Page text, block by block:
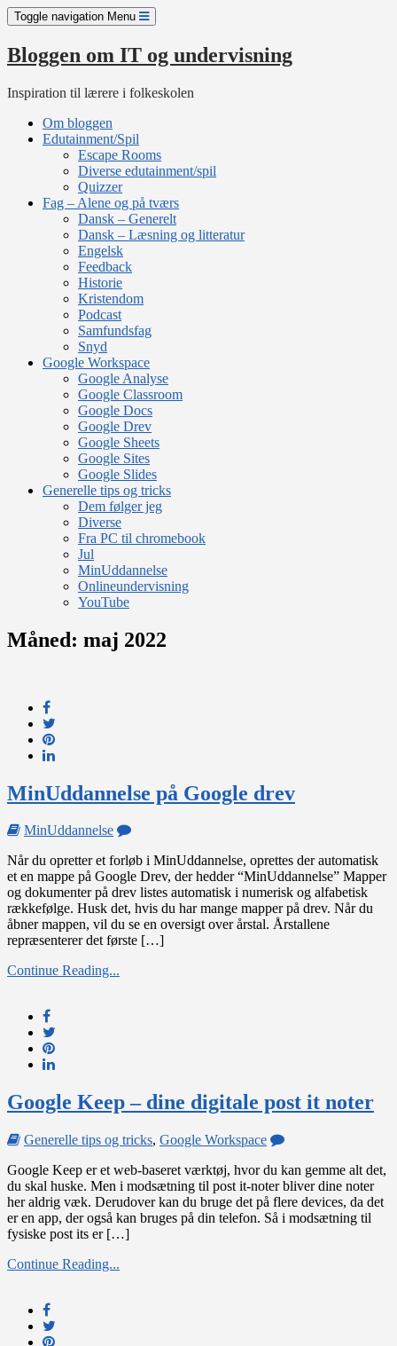
Skip
to
content
Toggle navigation Menu
Bloggen om IT og undervisning
Inspiration til lærere i folkeskolen
Om bloggen
Edutainment/Spil
Escape Rooms
Diverse edutainment/spil
Quizzer
Fag – Alene og på tværs
Dansk – Generelt
Dansk – Læsning og litteratur
Engelsk
Feedback
Historie
Kristendom
Podcast
Samfundsfag
Snyd
Google Workspace
Google Analyse
Google Classroom
Google Docs
Google Drev
Google Sheets
Google Sites
Google Slides
Generelle tips og tricks
Dem følger jeg
Diverse
Fra PC til chromebook
Jul
MinUddannelse
Onlineundervisning
YouTube
Måned: maj 2022
MinUddannelse på Google drev
MinUddannelse
on
på
Google
drev
Når du opretter et forløb i MinUddannelse, oprettes der automatisk
et en mappe på Google Drev, der hedder “MinUddannelse” Mapper
og dokumenter på drev listes automatisk i numerisk og alfabetisk
rækkefølge. Husk det, hvis du har mange mapper på drev. Når du
åbner mappen, vil du se en oversigt over årstal. Årstallene
repræsenterer det første […]
Continue Reading...
Google Keep – dine digitale post it noter
Generelle tips og tricks, Google Workspace
on
Keep
–
dine
digitale
Google Keep er et web-baseret værktøj, hvor du kan gemme alt det,
du skal huske. Men i modsætning til post it-noter bliver dine noter
her aldrig væk. Derudover kan du bruge det på flere devices, da det
er en app, der også kan bruges på din telefon. Så i modsætning til
fysiske post its er […]
Continue Reading...